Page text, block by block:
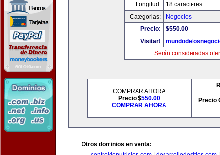
Longitud:
18 caracteres
Categorias:
Negocios
Precio:
$550.00
Visitar!
Serán consideradas
COMPRAR AHORA
Precio $550.00
COMPRAR AHORA
Precio
Otros dominios en venta: